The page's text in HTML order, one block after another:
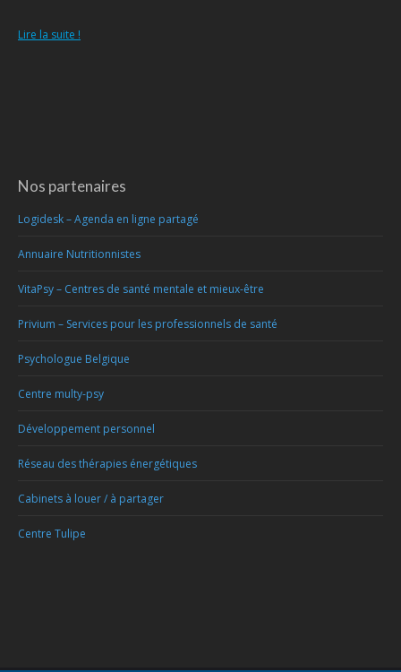
Lire la suite !
Nos partenaires
Logidesk – Agenda en ligne partagé
Annuaire Nutritionnistes
VitaPsy – Centres de santé mentale et mieux-être
Privium – Services pour les professionnels de santé
Psychologue Belgique
Centre multy-psy
Développement personnel
Réseau des thérapies énergétiques
Cabinets à louer / à partager
Centre Tulipe